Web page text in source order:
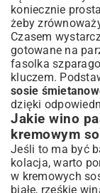
koniecznie
żeby
Czasem
gotowane na
fasolka
kluczem.
sosie
dzięki
Jakie wino
kremowym
Jeśli to ma być
kolacja, warto
w kremowych
białe, rześkie